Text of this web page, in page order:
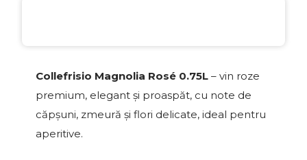
Collefrisio Magnolia Rosé 0.75L – vin roze
premium, elegant și proaspăt, cu note de
căpșuni, zmeură și flori delicate, ideal pentru
aperitive.